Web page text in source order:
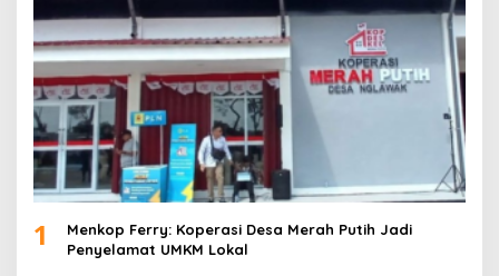
1
Menkop Ferry: Koperasi Desa Merah Putih Jadi
Penyelamat UMKM Lokal